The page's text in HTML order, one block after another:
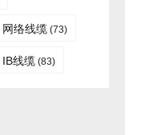
网络线缆 (73)
IB线缆​ (83)